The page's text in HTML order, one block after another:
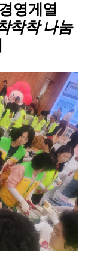
영게열
착착 나눔